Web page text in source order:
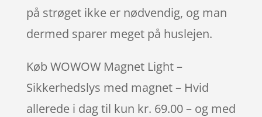
på strøget ikke er nødvendig, og man
dermed sparer meget på huslejen.
Køb WOWOW Magnet Light –
Sikkerhedslys med magnet – Hvid
allerede i dag til kun kr. 69.00 – og med